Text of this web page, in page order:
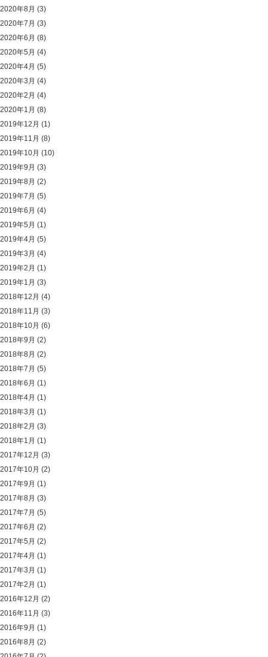
2020年8月 (3)
2020年7月 (3)
2020年6月 (8)
2020年5月 (4)
2020年4月 (5)
2020年3月 (4)
2020年2月 (4)
2020年1月 (8)
2019年12月 (1)
2019年11月 (8)
2019年10月 (10)
2019年9月 (3)
2019年8月 (2)
2019年7月 (5)
2019年6月 (4)
2019年5月 (1)
2019年4月 (5)
2019年3月 (4)
2019年2月 (1)
2019年1月 (3)
2018年12月 (4)
2018年11月 (3)
2018年10月 (6)
2018年9月 (2)
2018年8月 (2)
2018年7月 (5)
2018年6月 (1)
2018年4月 (1)
2018年3月 (1)
2018年2月 (3)
2018年1月 (1)
2017年12月 (3)
2017年10月 (2)
2017年9月 (1)
2017年8月 (3)
2017年7月 (5)
2017年6月 (2)
2017年5月 (2)
2017年4月 (1)
2017年3月 (1)
2017年2月 (1)
2016年12月 (2)
2016年11月 (3)
2016年9月 (1)
2016年8月 (2)